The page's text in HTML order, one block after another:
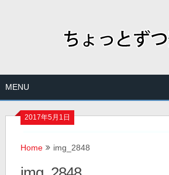
MENU
2017年5月1日
Home img_2848